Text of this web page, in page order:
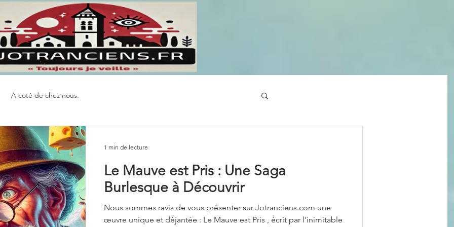
A coté de chez nous.
Le Mauve est Pris : Une Saga
Burlesque à Découvrir
Nous sommes ravis de vous présenter sur Jotranciens.com une
œuvre unique et déjantée : Le Mauve est Pris , écrit par l'inimitable
1 min de lecture